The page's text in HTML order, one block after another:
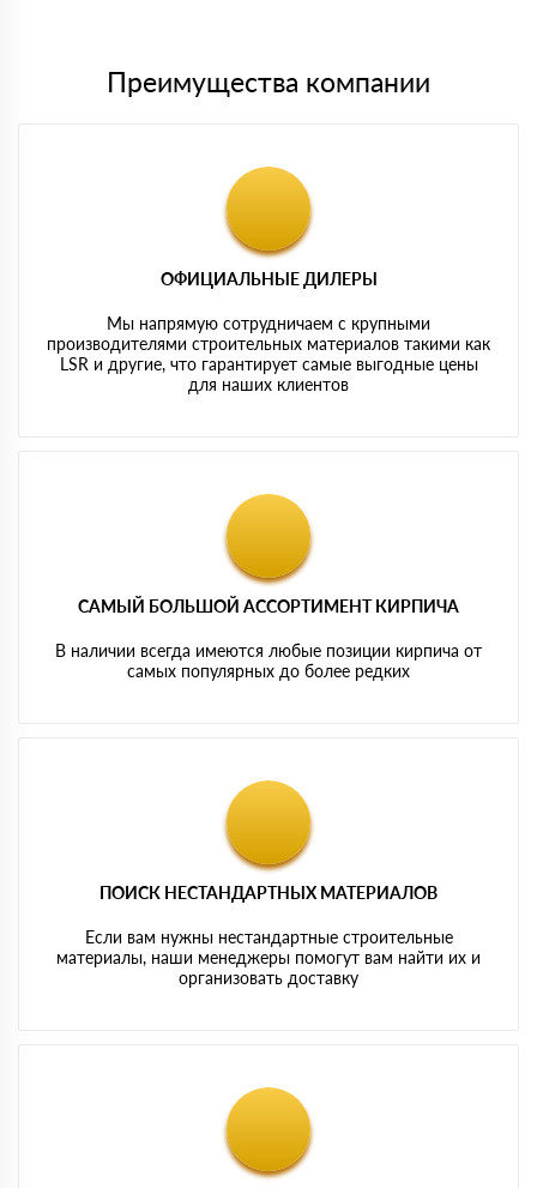
Преимущества компании
ОФИЦИАЛЬНЫЕ ДИЛЕРЫ
Мы напрямую сотрудничаем с крупными
производителями строительных материалов такими как
LSR и другие, что гарантирует самые выгодные цены
для наших клиентов
САМЫЙ БОЛЬШОЙ АССОРТИМЕНТ КИРПИЧА
В наличии всегда имеются любые позиции кирпича от
самых популярных до более редких
ПОИСК НЕСТАНДАРТНЫХ МАТЕРИАЛОВ
Если вам нужны нестандартные строительные
материалы, наши менеджеры помогут вам найти их и
организовать доставку